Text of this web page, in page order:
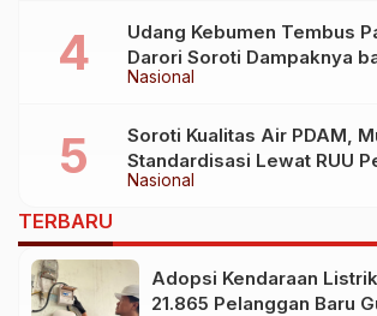
Nasional
Udang Kebumen Tembus
Darori Soroti Dampaknya
Nasional
Soroti Kualitas Air PDAM,
Standardisasi Lewat RUU
Air Minum
TERBARU
Adopsi Kendaraan
21.865 Pelanggan Baru